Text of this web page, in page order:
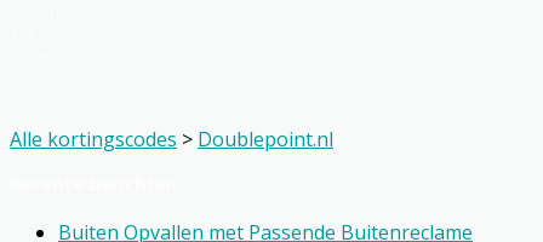
Alle kortingscodes > Doublepoint.nl
Buiten Opvallen met Passende Buitenreclame